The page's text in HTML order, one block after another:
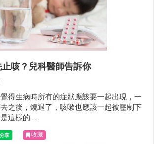
咳？兒科醫師告訴你
得生病時所有的症狀應該要一起出現，一
之後，燒退了，咳嗽也應該一起被壓制下
這樣的......
收藏